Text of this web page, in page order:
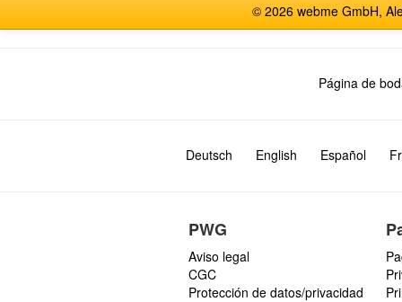
© 2026 webme GmbH,
Página de
Deutsch English Español
PWG
Aviso legal
CGC
Protección de datos/privacidad